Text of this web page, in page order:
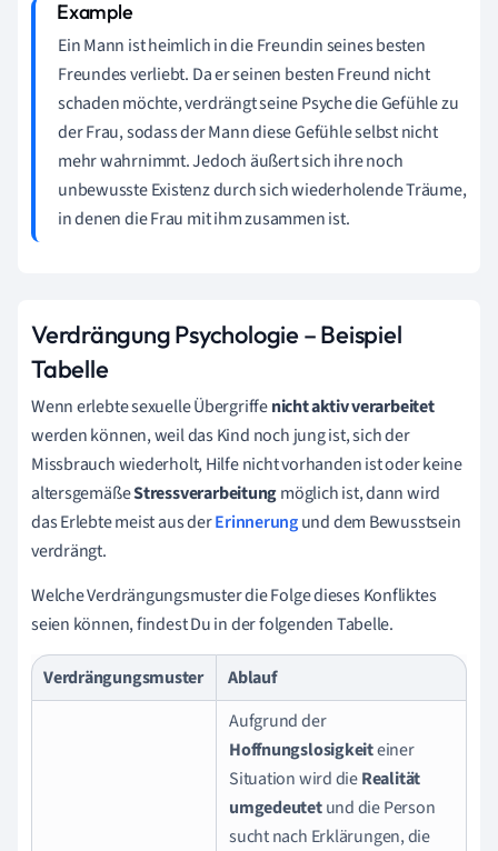
Ein Mann ist heimlich in die Freundin seines besten
Freundes verliebt. Da er seinen besten Freund nicht
schaden möchte, verdrängt seine Psyche die Gefühle zu
der Frau, sodass der Mann diese Gefühle selbst nicht
mehr wahrnimmt. Jedoch äußert sich ihre noch
unbewusste Existenz durch sich wiederholende Träume,
in denen die Frau mit ihm zusammen ist.
Verdrängung Psychologie – Beispiel
Tabelle
Wenn erlebte sexuelle Übergriffenicht aktiv verarbeitet
werden können, weil das Kind noch jung ist, sich der
Missbrauch wiederholt, Hilfe nicht vorhanden ist oder keine
altersgemäßeStressverarbeitungmöglich ist, dann wird
das Erlebte meist aus derErinnerungund dem Bewusstsein
verdrängt.
Welche Verdrängungsmuster die Folge dieses Konfliktes
seien können, findest Du in der folgenden Tabelle.
Verdrängungsmuster Ablauf
Aufgrund der
Hoffnungslosigkeiteiner
Situation wird dieRealität
umgedeutetund die Person
sucht nach Erklärungen, die